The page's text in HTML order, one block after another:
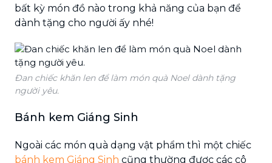
bất kỳ món đồ nào trong khả năng của bạn để
dành tặng cho người ấy nhé!
Đan chiếc khăn len để làm món quà Noel dành tặng
người yêu.
Bánh kem Giáng Sinh
Ngoài các món quà dạng vật phẩm thì một chiếc
bánh kem Giáng Sinh cũng thường được các cô